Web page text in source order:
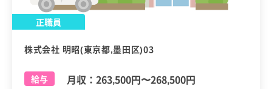
正職員
株式会社 明昭(東京都,墨田区)03
給与 月収： 263,500円〜268,500円